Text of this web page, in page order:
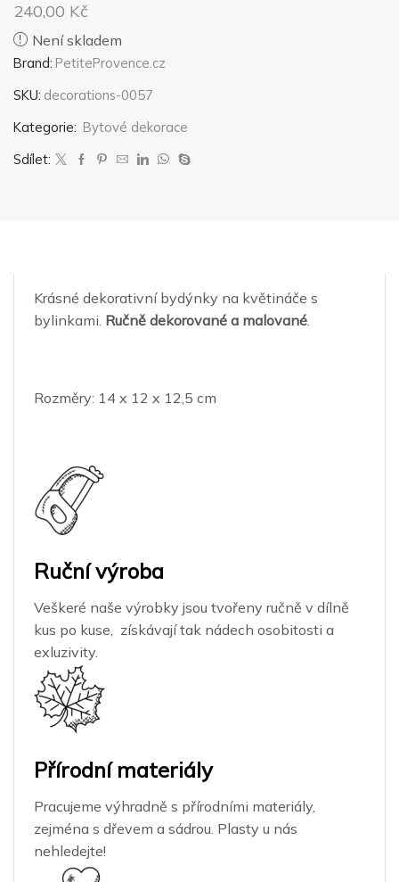
240,00 Kč
Není skladem
Brand: PetiteProvence.cz
SKU: decorations-0057
Kategorie: Bytové dekorace
Sdílet:
Krásné dekorativní bydýnky na květináče s
bylinkami. Ručně dekorované a malované
Rozměry: 14 x 12 x 12,5 cm
Ruční výroba
Veškeré naše výrobky jsou tvořeny ručně v dílně
kus po kuse, získávají tak nádech osobitosti a
exluzivity.
Přírodní materiály
Pracujeme výhradně s přírodními materiály,
zejména s dřevem a sádrou. Plasty u nás
nehledejte!